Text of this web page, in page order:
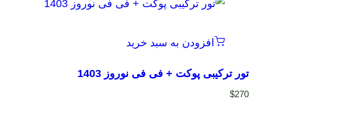
افزودن به سبد خرید
تور ترکیبی پوکت + فی فی نوروز 1403
$270